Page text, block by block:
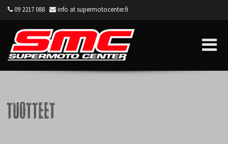
09 2217 088 info at supermotocenter.fi
Tuotteet